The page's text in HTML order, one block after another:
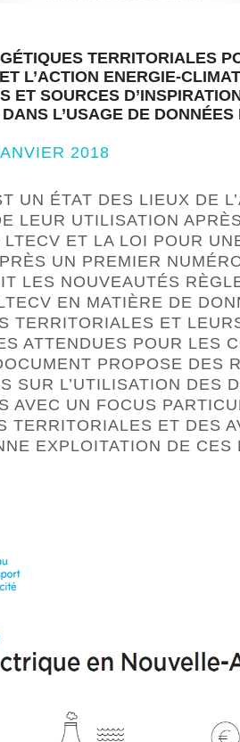
TERRITORIALES
L’ACTION ENERGIE-
ET SOURCES
L’USAGE DE DONNÉES
2018
UN ÉTAT DES LIEUX DE
LEUR UTILISATION
ET LA LOI POUR
UN PREMIER
LES NOUVEAUTÉS
EN MATIÈRE DE
TERRITORIALES ET
ATTENDUES POUR LES
PROPOSE DES
SUR L’UTILISATION DES
AVEC UN FOCUS
TERRITORIALES ET DES
EXPLOITATION DE CES